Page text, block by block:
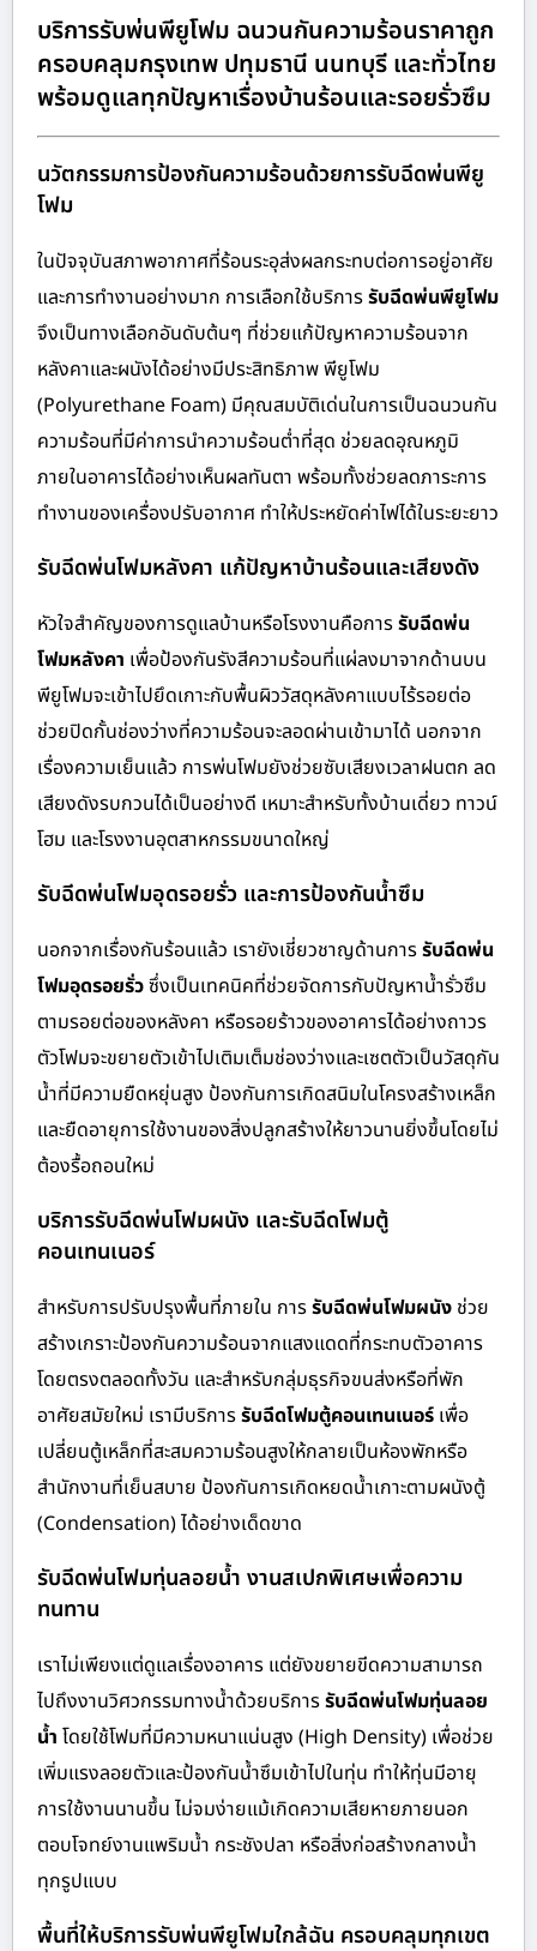
บริการรับพ่นพียูโฟม ฉนวนกันความร้อนราคาถูก
ครอบคลุมกรุงเทพ ปทุมธานี นนทบุรี และทั่วไทย
พร้อมดูแลทุกปัญหาเรื่องบ้านร้อนและรอยรั่วซึม
นวัตกรรมการป้องกันความร้อนด้วยการรับฉีดพ่นพียู
โฟม
ในปัจจุบันสภาพอากาศที่ร้อนระอุส่งผลกระทบต่อการอยู่อาศัย
และการทำงานอย่างมาก การเลือกใช้บริการรับฉีดพ่นพียูโฟม
จึงเป็นทางเลือกอันดับต้นๆ ที่ช่วยแก้ปัญหาความร้อนจาก
หลังคาและผนังได้อย่างมีประสิทธิภาพ พียูโฟม
(Polyurethane Foam) มีคุณสมบัติเด่นในการเป็นฉนวนกัน
ความร้อนที่มีค่าการนำความร้อนต่ำที่สุด ช่วยลดอุณหภูมิ
ภายในอาคารได้อย่างเห็นผลทันตา พร้อมทั้งช่วยลดภาระการ
ทำงานของเครื่องปรับอากาศ ทำให้ประหยัดค่าไฟได้ในระยะยาว
รับฉีดพ่นโฟมหลังคา แก้ปัญหาบ้านร้อนและเสียงดัง
หัวใจสำคัญของการดูแลบ้านหรือโรงงานคือการรับฉีดพ่น
โฟมหลังคา เพื่อป้องกันรังสีความร้อนที่แผ่ลงมาจากด้านบน
พียูโฟมจะเข้าไปยึดเกาะกับพื้นผิววัสดุหลังคาแบบไร้รอยต่อ
ช่วยปิดกั้นช่องว่างที่ความร้อนจะลอดผ่านเข้ามาได้ นอกจาก
เรื่องความเย็นแล้ว การพ่นโฟมยังช่วยซับเสียงเวลาฝนตก ลด
เสียงดังรบกวนได้เป็นอย่างดี เหมาะสำหรับทั้งบ้านเดี่ยว ทาวน์
โฮม และโรงงานอุตสาหกรรมขนาดใหญ่
รับฉีดพ่นโฟมอุดรอยรั่ว และการป้องกันน้ำซึม
นอกจากเรื่องกันร้อนแล้ว เรายังเชี่ยวชาญด้านการรับฉีดพ่น
โฟมอุดรอยรั่วซึ่งเป็นเทคนิคที่ช่วยจัดการกับปัญหาน้ำรั่วซึม
ตามรอยต่อของหลังคา หรือรอยร้าวของอาคารได้อย่างถาวร
ตัวโฟมจะขยายตัวเข้าไปเติมเต็มช่องว่างและเซตตัวเป็นวัสดุกัน
น้ำที่มีความยืดหยุ่นสูง ป้องกันการเกิดสนิมในโครงสร้างเหล็ก
และยืดอายุการใช้งานของสิ่งปลูกสร้างให้ยาวนานยิ่งขึ้นโดยไม่
ต้องรื้อถอนใหม่
บริการรับฉีดพ่นโฟมผนัง และรับฉีดโฟมตู้
คอนเทนเนอร์
สำหรับการปรับปรุงพื้นที่ภายใน การรับฉีดพ่นโฟมผนัง ช่วย
สร้างเกราะป้องกันความร้อนจากแสงแดดที่กระทบตัวอาคาร
โดยตรงตลอดทั้งวัน และสำหรับกลุ่มธุรกิจขนส่งหรือที่พัก
อาศัยสมัยใหม่ เรามีบริการรับฉีดโฟมตู้คอนเทนเนอร์ เพื่อ
เปลี่ยนตู้เหล็กที่สะสมความร้อนสูงให้กลายเป็นห้องพักหรือ
สำนักงานที่เย็นสบาย ป้องกันการเกิดหยดน้ำเกาะตามผนังตู้
(Condensation) ได้อย่างเด็ดขาด
รับฉีดพ่นโฟมทุ่นลอยน้ำ งานสเปกพิเศษเพื่อความ
ทนทาน
เราไม่เพียงแต่ดูแลเรื่องอาคาร แต่ยังขยายขีดความสามารถ
ไปถึงงานวิศวกรรมทางน้ำด้วยบริการรับฉีดพ่นโฟมทุ่นลอย
น้ำ โดยใช้โฟมที่มีความหนาแน่นสูง (High Density) เพื่อช่วย
เพิ่มแรงลอยตัวและป้องกันน้ำซึมเข้าไปในทุ่น ทำให้ทุ่นมีอายุ
การใช้งานนานขึ้น ไม่จมง่ายแม้เกิดความเสียหายภายนอก
ตอบโจทย์งานแพริมน้ำ กระชังปลา หรือสิ่งก่อสร้างกลางน้ำ
ทุกรูปแบบ
พื้นที่ให้บริการรับพ่นพียูโฟมใกล้ฉัน ครอบคลุมทุกเขต